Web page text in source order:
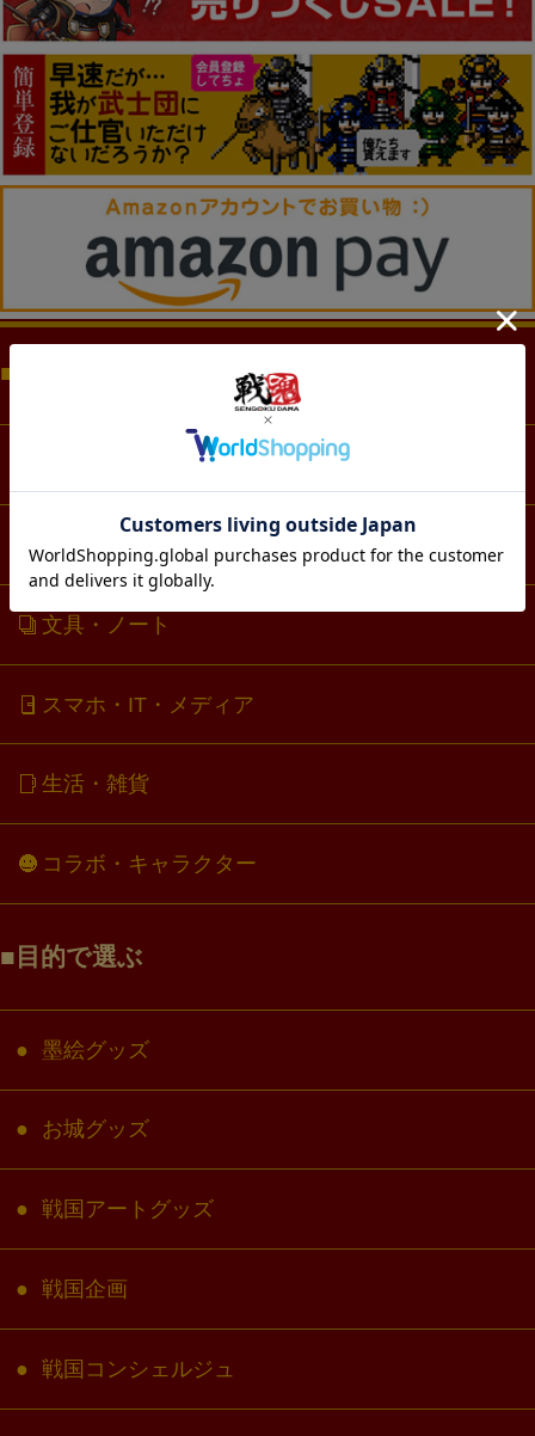
商品カテゴリー（CATEGORY)
アクセサリー・アクスタ
文具・ノート
スマホ・IT・メディア
生活・雑貨
コラボ・キャラクター
目的で選ぶ
墨絵グッズ
お城グッズ
戦国アートグッズ
戦国企画
戦国コンシェルジュ